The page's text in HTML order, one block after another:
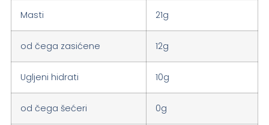
Masti 21g
od čega zasićene 12g
Ugljeni hidrati 10g
od čega šećeri 0g